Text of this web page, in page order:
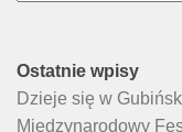
Ostatnie wpisy
Dzieje się w
Międzynarodowy